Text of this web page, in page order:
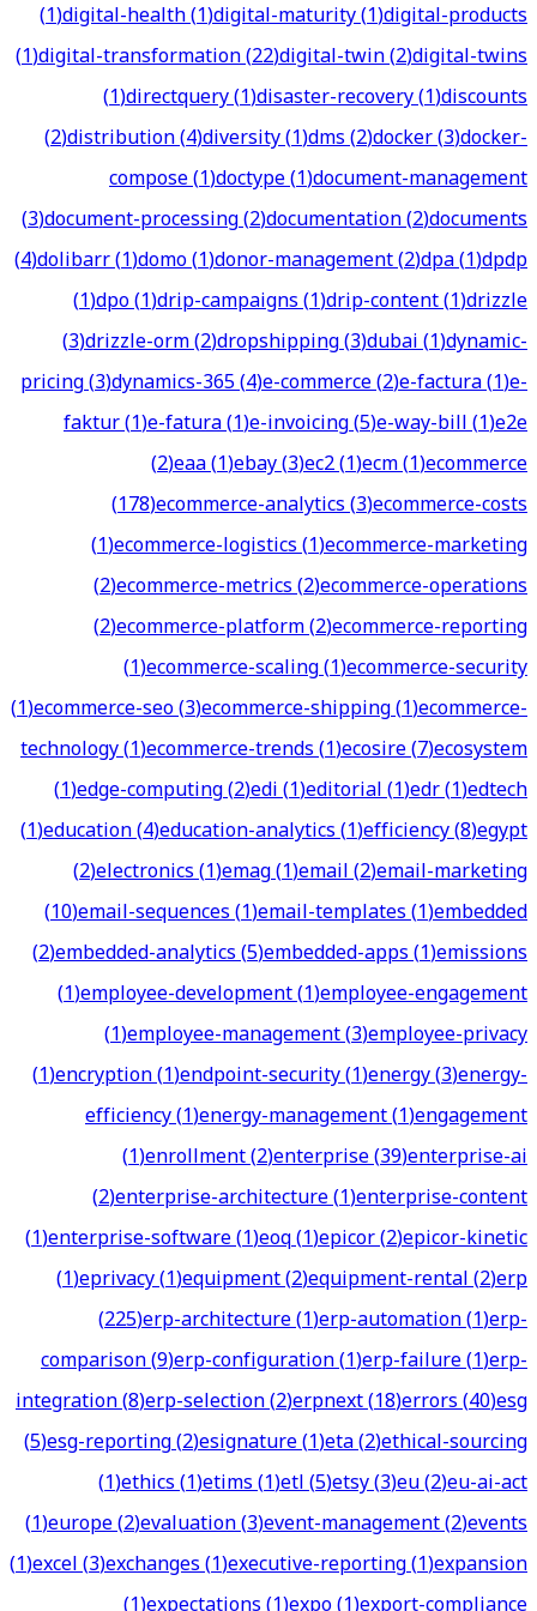
(1)digital-health(1)digital-maturity(1)digital-products
(1)digital-transformation(22)digital-twin(2)digital-twins
(1)directquery(1)disaster-recovery(1)discounts
(2)distribution(4)diversity(1)dms(2)docker(3)docker-
compose(1)doctype(1)document-management
(3)document-processing(2)documentation(2)documents
(4)dolibarr(1)domo(1)donor-management(2)dpa(1)dpdp
(1)dpo(1)drip-campaigns(1)drip-content(1)drizzle
(3)drizzle-orm(2)dropshipping(3)dubai(1)dynamic-
pricing(3)dynamics-365(4)e-commerce(2)e-factura(1)e-
faktur(1)e-fatura(1)e-invoicing(5)e-way-bill(1)e2e
(2)eaa(1)ebay(3)ec2(1)ecm(1)ecommerce
(178)ecommerce-analytics(3)ecommerce-costs
(1)ecommerce-logistics(1)ecommerce-marketing
(2)ecommerce-metrics(2)ecommerce-operations
(2)ecommerce-platform(2)ecommerce-reporting
(1)ecommerce-scaling(1)ecommerce-security
(1)ecommerce-seo(3)ecommerce-shipping(1)ecommerce-
technology(1)ecommerce-trends(1)ecosire(7)ecosystem
(1)edge-computing(2)edi(1)editorial(1)edr(1)edtech
(1)education(4)education-analytics(1)efficiency(8)egypt
(2)electronics(1)emag(1)email(2)email-marketing
(10)email-sequences(1)email-templates(1)embedded
(2)embedded-analytics(5)embedded-apps(1)emissions
(1)employee-development(1)employee-engagement
(1)employee-management(3)employee-privacy
(1)encryption(1)endpoint-security(1)energy(3)energy-
efficiency(1)energy-management(1)engagement
(1)enrollment(2)enterprise(39)enterprise-ai
(2)enterprise-architecture(1)enterprise-content
(1)enterprise-software(1)eoq(1)epicor(2)epicor-kinetic
(1)eprivacy(1)equipment(2)equipment-rental(2)erp
(225)erp-architecture(1)erp-automation(1)erp-
comparison(9)erp-configuration(1)erp-failure(1)erp-
integration(8)erp-selection(2)erpnext(18)errors(40)esg
(5)esg-reporting(2)esignature(1)eta(2)ethical-sourcing
(1)ethics(1)etims(1)etl(5)etsy(3)eu(2)eu-ai-act
(1)europe(2)evaluation(3)event-management(2)events
(1)excel(3)exchanges(1)executive-reporting(1)expansion